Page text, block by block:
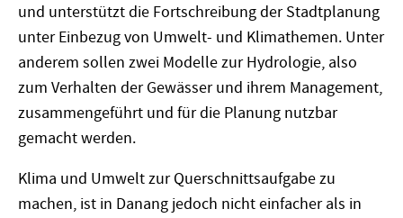
und unterstützt die Fortschreibung der Stadtplanung
unter Einbezug von Umwelt- und Klimathemen. Unter
anderem sollen zwei Modelle zur Hydrologie, also
zum Verhalten der Gewässer und ihrem Management,
zusammengeführt und für die Planung nutzbar
gemacht werden.
Klima und Umwelt zur Querschnittsaufgabe zu
machen, ist in Danang jedoch nicht einfacher als in